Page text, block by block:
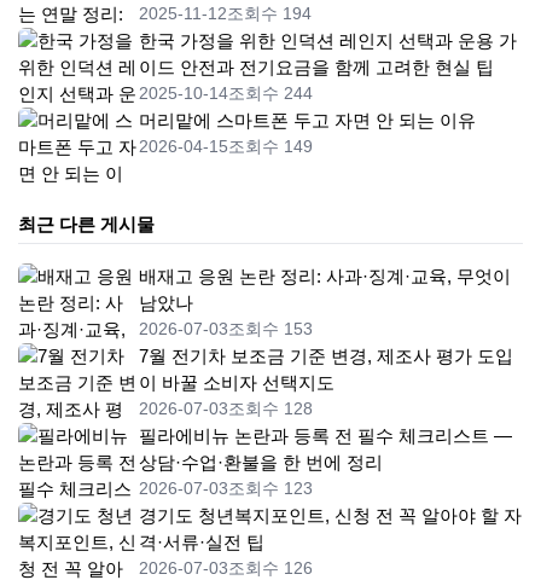
2025-11-12조회수 194
한국 가정을 위한 인덕션 레인지 선택과 운용 가
이드 안전과 전기요금을 함께 고려한 현실 팁
2025-10-14조회수 244
머리맡에 스마트폰 두고 자면 안 되는 이유
2026-04-15조회수 149
최근 다른 게시물
배재고 응원 논란 정리: 사과·징계·교육, 무엇이
남았나
2026-07-03조회수 153
7월 전기차 보조금 기준 변경, 제조사 평가 도입
이 바꿀 소비자 선택지도
2026-07-03조회수 128
필라에비뉴 논란과 등록 전 필수 체크리스트 —
상담·수업·환불을 한 번에 정리
2026-07-03조회수 123
경기도 청년복지포인트, 신청 전 꼭 알아야 할 자
격·서류·실전 팁
2026-07-03조회수 126